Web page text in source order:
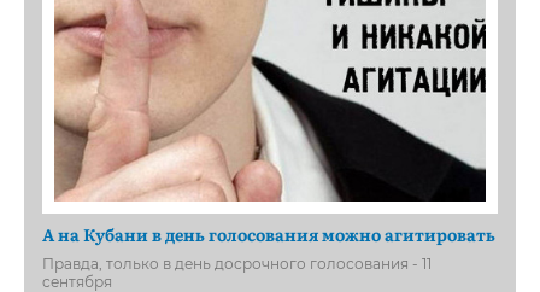
А на Кубани в день голосования можно агитировать
Правда, только в день досрочного голосования - 11
сентября